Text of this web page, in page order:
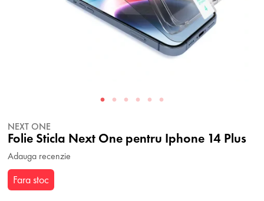
NEXT ONE
Folie Sticla Next One pentru Iphone 14 Plus
Adauga recenzie
Fara stoc